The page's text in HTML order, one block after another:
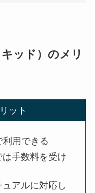
ッド）のメリ
ット
用できる
手数料を受け
アルに対応し